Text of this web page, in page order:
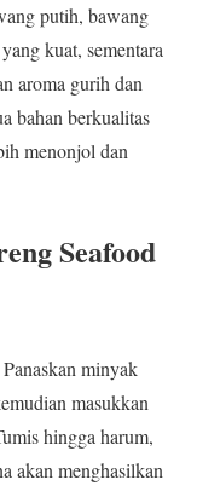
putih, bawang
kuat, sementara
aroma gurih dan
bahan berkualitas
menonjol dan
Seafood
minyak
masukkan
hingga harum,
akan menghasilkan